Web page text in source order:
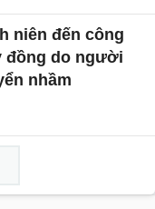
niên đến công
đồng do người
nhầm